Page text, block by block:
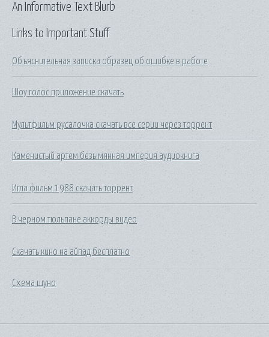
Links to Important Stuff
Объяснительная записка образец об ошибке в работе
Шоу голос приложение скачать
Мультфильм русалочка скачать все серии через торрент
Каменистый артем безымянная империя аудиокнига
Игла фильм 1988 скачать торрент
В черном тюльпане аккорды видео
Скачать кино на айпад бесплатно
Схема шуно
An Informative Text Blurb